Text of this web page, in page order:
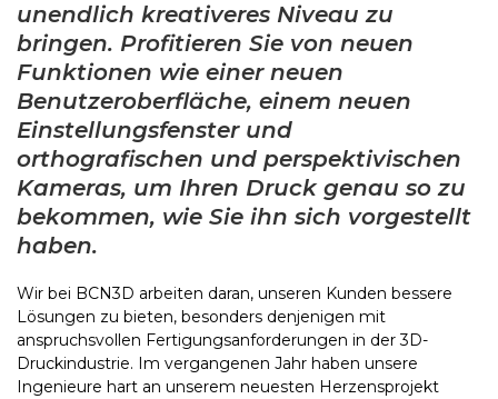
unendlich kreativeres Niveau zu
bringen. Profitieren Sie von neuen
Funktionen wie einer neuen
Benutzeroberfläche, einem neuen
Einstellungsfenster und
orthografischen und perspektivischen
Kameras, um Ihren Druck genau so zu
bekommen, wie Sie ihn sich vorgestellt
haben.
Wir bei BCN3D arbeiten daran, unseren Kunden bessere
Lösungen zu bieten, besonders denjenigen mit
anspruchsvollen Fertigungsanforderungen in der 3D-
Druckindustrie. Im vergangenen Jahr haben unsere
Ingenieure hart an unserem neuesten Herzensprojekt